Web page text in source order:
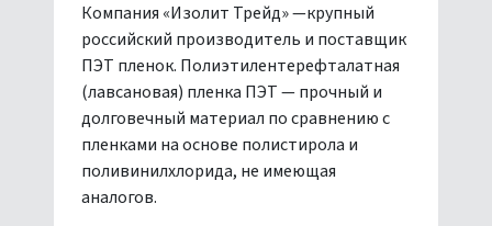
Компания «Изолит Трейд» —крупный
российский производитель и поставщик
ПЭТ пленок. Полиэтилентерефталатная
(лавсановая) пленка ПЭТ — прочный и
долговечный материал по сравнению с
пленками на основе полистирола и
поливинилхлорида, не имеющая
аналогов.